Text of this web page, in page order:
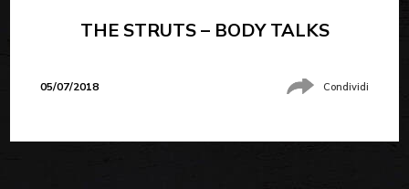
THE STRUTS – BODY TALKS
05/07/2018 Condividi